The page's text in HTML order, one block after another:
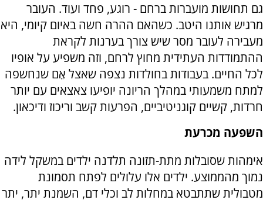
גם תחושות מועברות ברחם - רוגע, פחד ועוד. העובר
מרגיש אותנו היטב. כשהאם ההרה חשה באיום קיומי, היא
מעבירה לעובר מסר שיש צורך בערנות לקראת
ההתמודדות העתידית מחוץ לרחם, וזה משפיע על אופיו
לכל החיים. בעבודות בחולדות נצפה שאצל אֵם שנחשפה
למתח משמעותי במהלך הריונה יופיעו צאצאים עם יותר
חרדות, קשיים קוגניטיביים, הפרעות קשב וריכוז ודיכאון.
השפעה מכרעת
אימהות שסובלות מתת-תזונה תלדנה ילדים במשקל לידה
נמוך מהממוצע. ילדים אלו עלולים לפתח תסמונת
מטבולית שתתבטא במחלות לב וכלי דם, השמנת יתר, יתר